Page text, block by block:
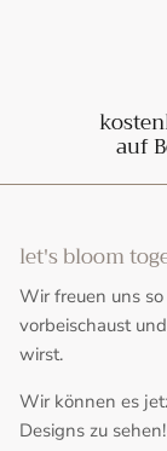
auf
let's bloom
Wir freuen uns
vorbeischaust
wirst.
Wir können es
Designs zu sehen!